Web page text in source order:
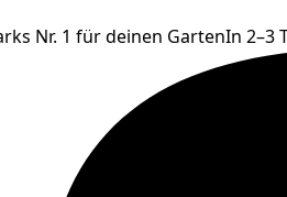
Nr. 1 für deinen GartenIn 2–3